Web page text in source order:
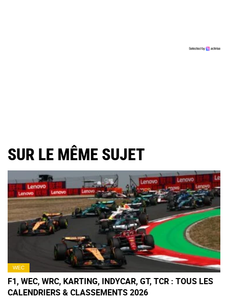
SUR LE MÊME SUJET
WEC
F1, WEC, WRC, KARTING, INDYCAR, GT, TCR : TOUS LES
CALENDRIERS & CLASSEMENTS 2026